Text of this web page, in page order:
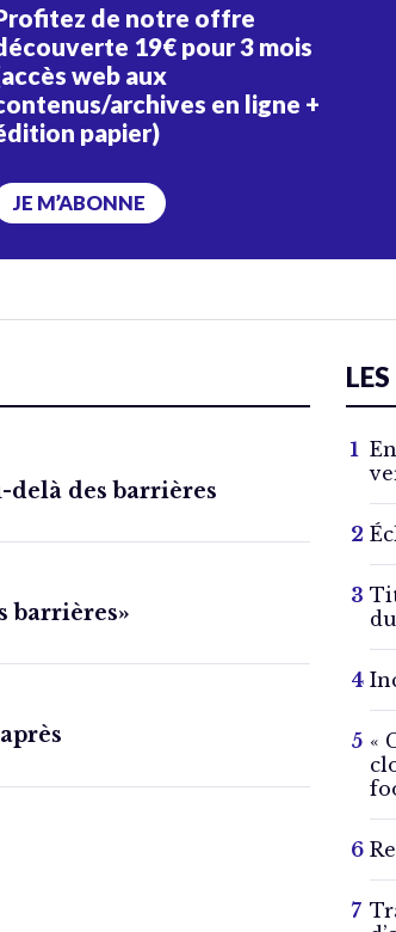
de notre offre
19€ pour 3 mois
web aux
archives en ligne +
papier)
JE M’ABONNE
delà des barrières
barrières»
«